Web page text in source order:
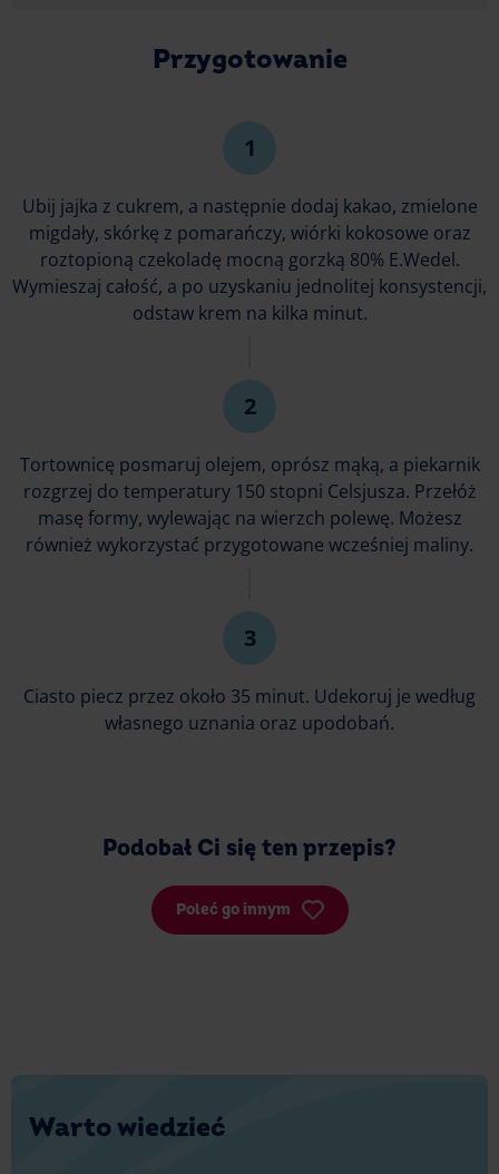
Przygotowanie
Ubij jajka z cukrem, a następnie dodaj kakao, zmielone
migdały, skórkę z pomarańczy, wiórki kokosowe oraz
roztopioną czekoladę mocną gorzką 80% E.Wedel.
Wymieszaj całość, a po uzyskaniu jednolitej konsystencji,
odstaw krem na kilka minut.
Tortownicę posmaruj olejem, oprósz mąką, a piekarnik
rozgrzej do temperatury 150 stopni Celsjusza. Przełóż
masę formy, wylewając na wierzch polewę. Możesz
również wykorzystać przygotowane wcześniej maliny.
Ciasto piecz przez około 35 minut. Udekoruj je według
własnego uznania oraz upodobań.
Podobał Ci się ten przepis?
Poleć go innym
Warto wiedzieć